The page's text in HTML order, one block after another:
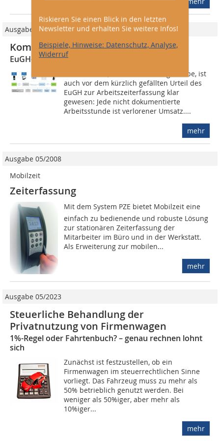
Riskieren Sie einen Blick in den letzten
Newsletter und erhalten Sie weitere Infos!
Beispiele, Hinweise: Datenschutz, Analyse,
Widerruf
Ausgabe 04/2020
Kommt Zeit, kommt Rat
EuGH-Urteil zur Arbeitszeiterfassung
Im Handwerk, vor allem im Baugewerbe, ist
auch vor dem kürzlich gefällten Urteil des
EuGH zur Arbeitszeiterfassung klar
gewesen: Jede nicht dokumentierte
Arbeitsstunde ist verlorener Umsatz....
mehr
Ausgabe 05/2008
Mobilzeit
Zeiterfassung
Mit dem System PZE bietet Mobilzeit eine
einfach zu bedienende und robuste Lösung
zur stationären Zeiterfassung der
Mitarbeiter im Büro und in der Werkstatt.
Als Erweiterung zur mobilen...
mehr
Ausgabe 05/2023
Steuerliche Behandlung der
Privatnutzung von Firmenwagen
1%-Regel oder Fahrtenbuch? – genau rechnen lohnt
sich
Zunächst ist festzustellen, ob ein
Firmenwagen im steuerrechtlichen Sinne
vorliegt. Das Fahrzeug muss zu mehr als
50% betrieblich genutzt werden. Bei
weniger als 50%iger, aber mehr als
10%iger...
mehr